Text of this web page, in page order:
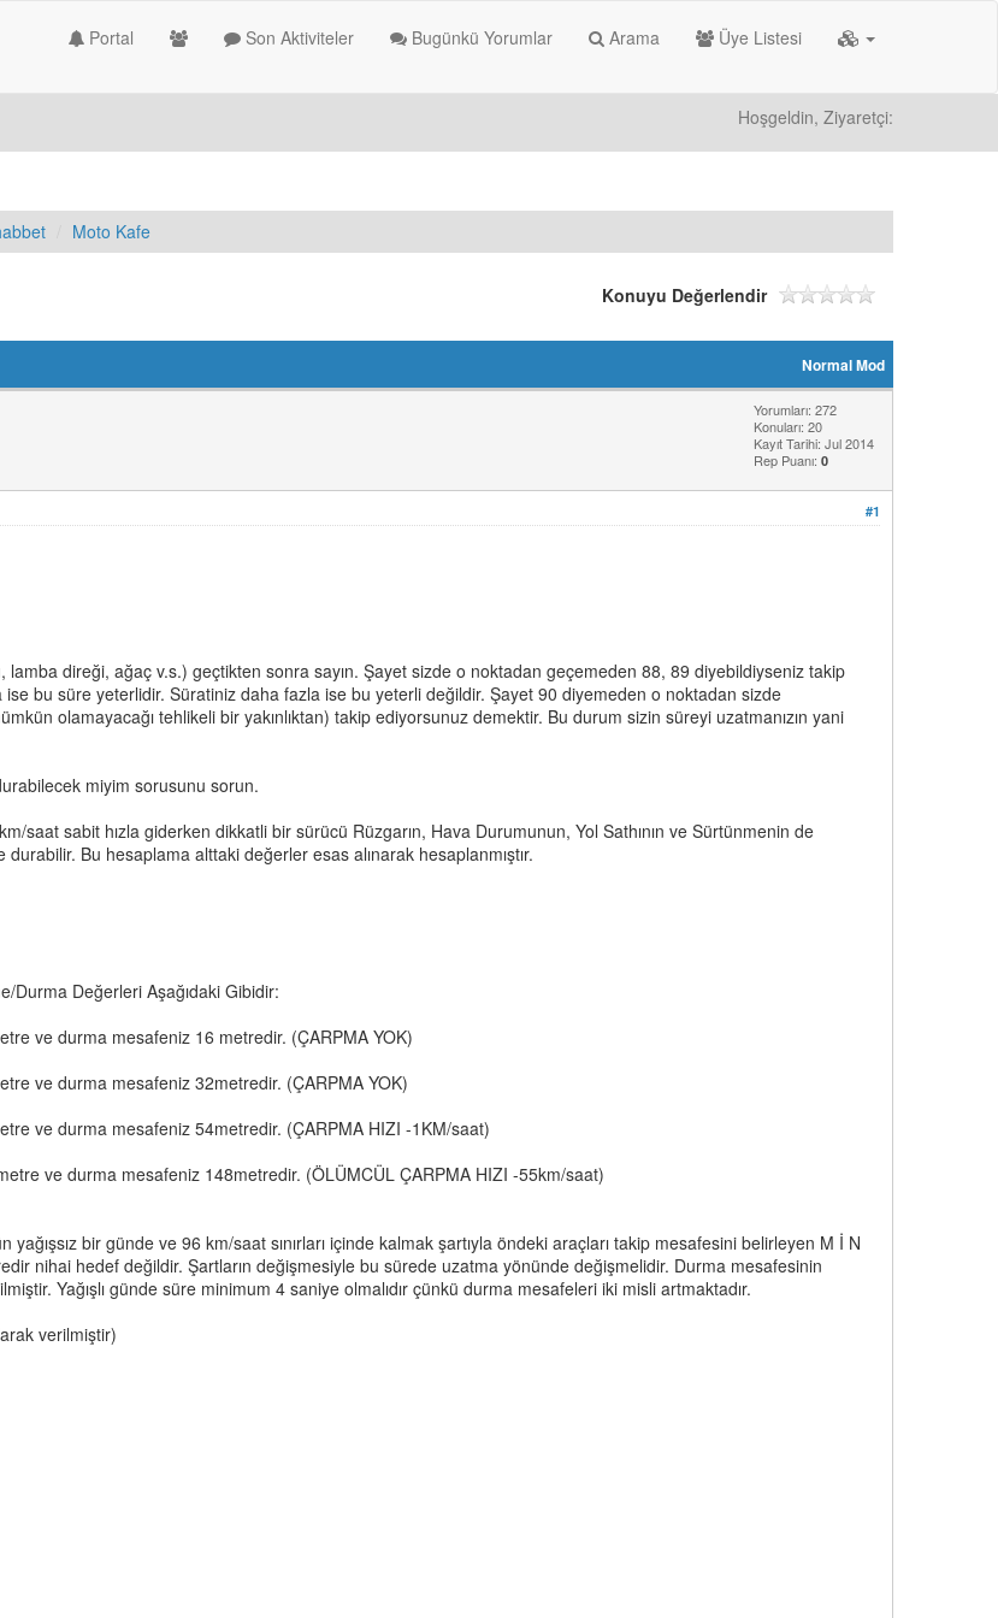
Portal Son Aktiviteler Bugünkü Yorumlar Arama Üye Listesi
Hoşgeldin, Ziyaretçi:
Moto Kafe
Konuyu Değerlendir
Normal Mod
Yorumları: 272
Konuları: 20
Kayıt Tarihi: Jul 2014
Rep Puanı: 0
#1
direği, ağaç v.s.) geçtikten sonra sayın. Şayet sizde o noktadan geçemeden 88, 89 diyebildiyseniz takip
bu süre yeterlidir. Süratiniz daha fazla ise bu yeterli değildir. Şayet 90 diyemeden o noktadan sizde
olamayacağı tehlikeli bir yakınlıktan) takip ediyorsunuz demektir. Bu durum sizin süreyi uzatmanızın yani
miyim sorusunu sorun.
saat sabit hızla giderken dikkatli bir sürücü Rüzgarın, Hava Durumunun, Yol Sathının ve Sürtünmenin de
Bu hesaplama alttaki değerler esas alınarak hesaplanmıştır.
Durma Değerleri Aşağıdaki Gibidir:
ve durma mesafeniz 16 metredir. (ÇARPMA YOK)
ve durma mesafeniz 32metredir. (ÇARPMA YOK)
ve durma mesafeniz 54metredir. (ÇARPMA HIZI -1KM/saat)
ve durma mesafeniz 148metredir. (ÖLÜMCÜL ÇARPMA HIZI -55km/saat)
bir günde ve 96 km/saat sınırları içinde kalmak şartıyla öndeki araçları takip mesafesini belirleyen M İ N
nihai hedef değildir. Şartların değişmesiyle bu sürede uzatma yönünde değişmelidir. Durma mesafesinin
Yağışlı günde süre minimum 4 saniye olmalıdır çünkü durma mesafeleri iki misli artmaktadır.
verilmiştir)